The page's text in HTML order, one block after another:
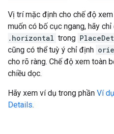
Vị trí mặc định cho chế độ
muốn có bố cục ngang, hãy chỉ
.horizontal trong
cũng có thể tuỳ ý chỉ định
cho rõ ràng. Chế độ xem toàn
chiều dọc.
Hãy xem ví dụ trong phần Ví
Details.